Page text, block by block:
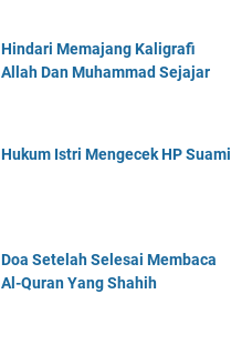
Hindari Memajang Kaligrafi
Allah Dan Muhammad Sejajar
Hukum Istri Mengecek HP Suami
Doa Setelah Selesai Membaca
Al-Quran Yang Shahih